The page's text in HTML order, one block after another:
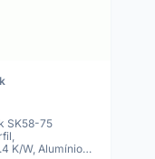
SK58-75
K/W, Alumínio